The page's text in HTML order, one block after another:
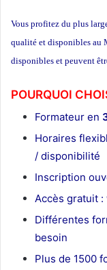
Vous profitez du plus
qualité et disponibles au
disponibles et peuvent
POURQUOI
Formateur en
Horaires
/ disponibilité
Inscription
Accès gratuit
Différentes
besoin
Plus de 1500